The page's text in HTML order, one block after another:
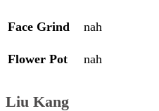
Face Grind nah
Flower Pot
nah
Liu Kang